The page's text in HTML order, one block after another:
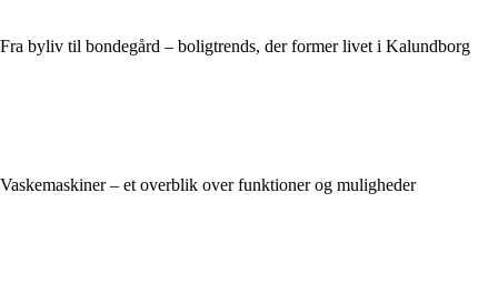
Fra byliv til bondegård – boligtrends, der former livet i Kalundborg
Vaskemaskiner – et overblik over funktioner og muligheder